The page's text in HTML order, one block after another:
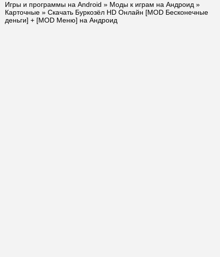
Игры и программы на Android » Моды к играм на Андроид »
Карточные » Скачать Буркозёл HD Онлайн [MOD Бесконечные
деньги] + [MOD Меню] на Андроид